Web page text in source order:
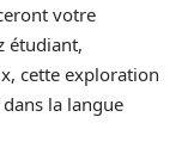
votre
étudiant,
cette exploration
la langue